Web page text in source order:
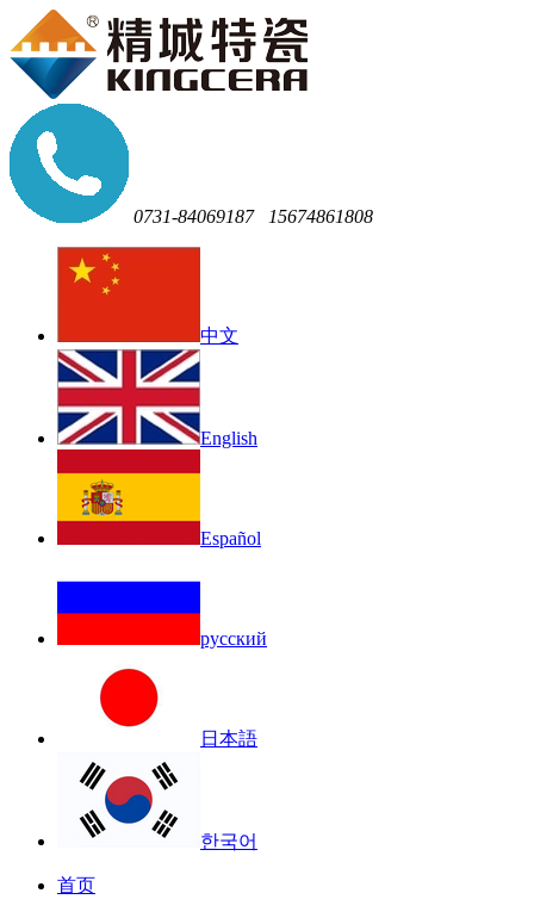
0731-84069187 15674861808
中文
English
Español
русский
日本語
한국어
首页